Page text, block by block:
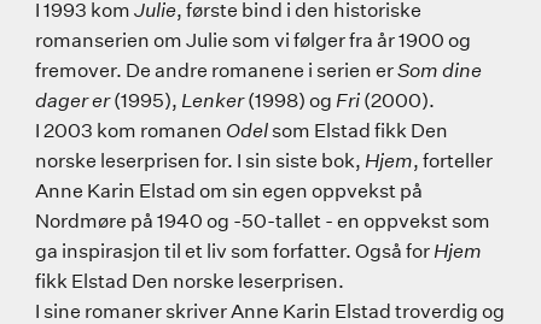
I 1993 kom Julie, første bind i den historiske
romanserien om Julie som vi følger fra år 1900 og
fremover. De andre romanene i serien erSom dine
dager er(1995), Lenker(1998) og Fri (2000).
I 2003 kom romanen Odel som Elstad fikk Den
norske leserprisen for. I sin siste bok, Hjem, forteller
Anne Karin Elstad om sin egen oppvekst på
Nordmøre på 1940 og -50-tallet - en oppvekst som
ga inspirasjon til et liv som forfatter. Også for Hjem
fikk Elstad Den norske leserprisen.
I sine romaner skriver Anne Karin Elstad troverdig og